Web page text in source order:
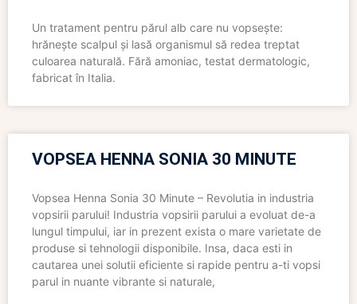
Un tratament pentru părul alb care nu vopsește:
hrănește scalpul și lasă organismul să redea treptat
culoarea naturală. Fără amoniac, testat dermatologic,
fabricat în Italia.
VOPSEA HENNA SONIA 30 MINUTE
Vopsea Henna Sonia 30 Minute – Revolutia in industria
vopsirii parului! Industria vopsirii parului a evoluat de-a
lungul timpului, iar in prezent exista o mare varietate de
produse si tehnologii disponibile. Insa, daca esti in
cautarea unei solutii eficiente si rapide pentru a-ti vopsi
parul in nuante vibrante si naturale,